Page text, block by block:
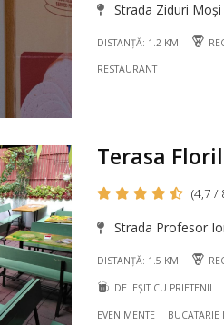
Strada Ziduri
DISTANȚĂ: 1.2 KM
RESTAURANT
Terasa
(4,7 /
Strada Profesor
DISTANȚĂ: 1.5 KM
DE IEȘIT CU PRIETENII
EVENIMENTE